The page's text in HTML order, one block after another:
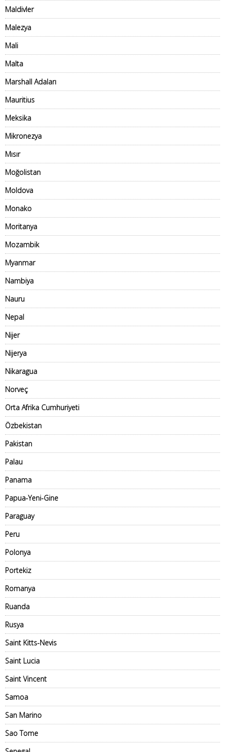
Maldivler
Malezya
Mali
Malta
Marshall Adaları
Mauritius
Meksika
Mikronezya
Mısır
Moğolistan
Moldova
Monako
Moritanya
Mozambik
Myanmar
Nambiya
Nauru
Nepal
Nijer
Nijerya
Nikaragua
Norveç
Orta Afrika Cumhuriyeti
Özbekistan
Pakistan
Palau
Panama
Papua-Yeni-Gine
Paraguay
Peru
Polonya
Portekiz
Romanya
Ruanda
Rusya
Saint Kitts-Nevis
Saint Lucia
Saint Vincent
Samoa
San Marino
Sao Tome